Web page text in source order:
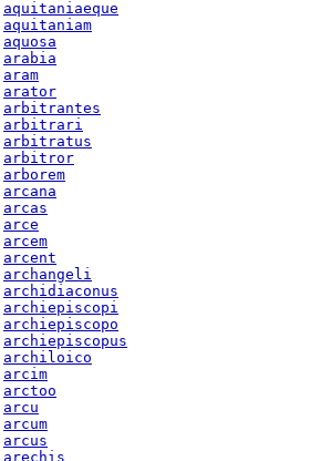
aquitaniaeque
aquitaniam
aquosa
arabia
aram
arator
arbitrantes
arbitrari
arbitratus
arbitror
arborem
arcana
arcas
arce
arcem
arcent
archangeli
archidiaconus
archiepiscopi
archiepiscopo
archiepiscopus
archiloico
arcim
arctoo
arcu
arcum
arcus
arechis